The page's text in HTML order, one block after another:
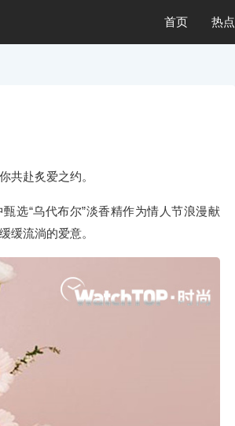
首页 热点
共赴炙爱之约。
选“乌代布尔”淡香精作为情人节浪漫献
缓流淌的爱意。